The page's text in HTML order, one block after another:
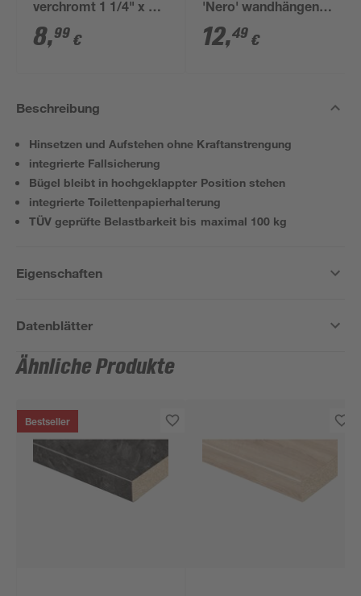
verchromt 1 1/4" x 32
mm
8,99 €
'Nero' wandhängend
schwarz
12,49 €
Beschreibung
Hinsetzen und Aufstehen ohne Kraftanstrengung
integrierte Fallsicherung
Bügel bleibt in hochgeklappter Position stehen
integrierte Toilettenpapierhalterung
TÜV geprüfte Belastbarkeit bis maximal 100 kg
Eigenschaften
Datenblätter
Ähnliche Produkte
Bestseller